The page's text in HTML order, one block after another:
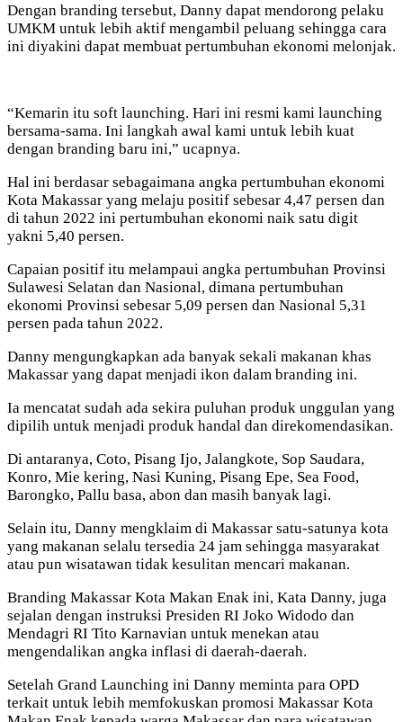
Dengan branding tersebut, Danny dapat mendorong pelaku
UMKM untuk lebih aktif mengambil peluang sehingga cara
ini diyakini dapat membuat pertumbuhan ekonomi melonjak.
“Kemarin itu soft launching. Hari ini resmi kami launching
bersama-sama. Ini langkah awal kami untuk lebih kuat
dengan branding baru ini,” ucapnya.
Hal ini berdasar sebagaimana angka pertumbuhan ekonomi
Kota Makassar yang melaju positif sebesar 4,47 persen dan
di tahun 2022 ini pertumbuhan ekonomi naik satu digit
yakni 5,40 persen.
Capaian positif itu melampaui angka pertumbuhan Provinsi
Sulawesi Selatan dan Nasional, dimana pertumbuhan
ekonomi Provinsi sebesar 5,09 persen dan Nasional 5,31
persen pada tahun 2022.
Danny mengungkapkan ada banyak sekali makanan khas
Makassar yang dapat menjadi ikon dalam branding ini.
Ia mencatat sudah ada sekira puluhan produk unggulan yang
dipilih untuk menjadi produk handal dan direkomendasikan.
Di antaranya, Coto, Pisang Ijo, Jalangkote, Sop Saudara,
Konro, Mie kering, Nasi Kuning, Pisang Epe, Sea Food,
Barongko, Pallu basa, abon dan masih banyak lagi.
Selain itu, Danny mengklaim di Makassar satu-satunya kota
yang makanan selalu tersedia 24 jam sehingga masyarakat
atau pun wisatawan tidak kesulitan mencari makanan.
Branding Makassar Kota Makan Enak ini, Kata Danny, juga
sejalan dengan instruksi Presiden RI Joko Widodo dan
Mendagri RI Tito Karnavian untuk menekan atau
mengendalikan angka inflasi di daerah-daerah.
Setelah Grand Launching ini Danny meminta para OPD
terkait untuk lebih memfokuskan promosi Makassar Kota